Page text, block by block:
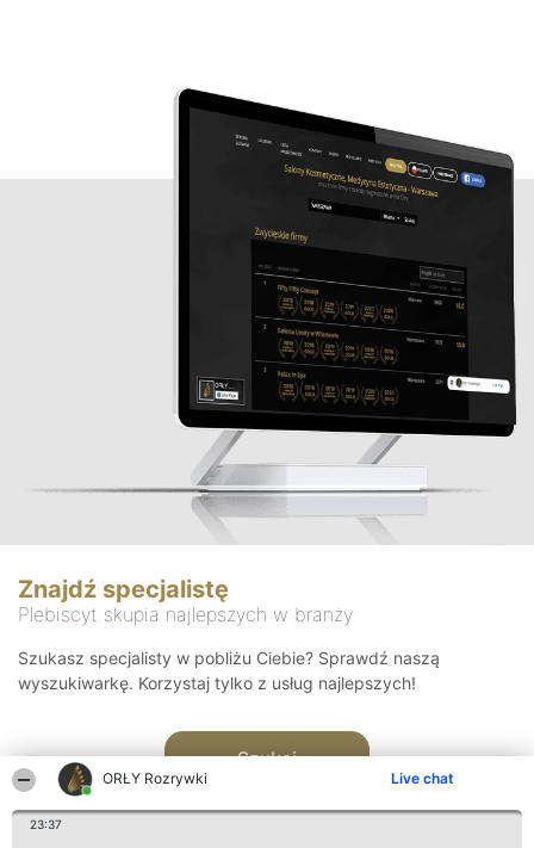
ORŁY Rozrywki Live chat
23:37
Znajdź specjalistę
Plebiscyt skupia najlepszych w branży
Szukasz specjalisty w pobliżu Ciebie? Sprawdź naszą
wyszukiwarkę. Korzystaj tylko z usług najlepszych!
Szukaj